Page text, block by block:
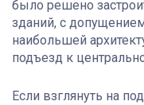
было решено
зданий, с
наибольшей
подъезд к
Если взглянуть на